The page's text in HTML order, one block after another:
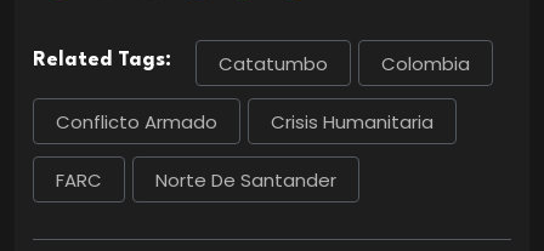
Related Tags: Catatumbo Colombia
Conflicto Armado Crisis Humanitaria
FARC Norte De Santander